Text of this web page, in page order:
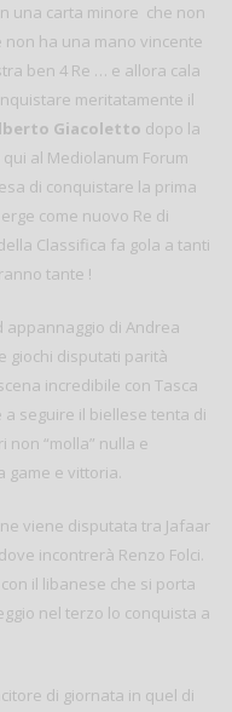
una carta minore che non
ha una mano vincente
ben 4 Re … e allora cala
meritatamente il
Giacoletto dopo la
al Mediolanum Forum
di conquistare la prima
come nuovo Re di
Classifica fa gola a tanti
tante !
appannaggio di Andrea
giochi disputati parità
incredibile con Tasca
a seguire il biellese tenta di
non “molla” nulla e
game e vittoria.
viene disputata tra Jafaar
incontrerà Renzo Folci.
il libanese che si porta
nel terzo lo conquista a
di giornata in quel di